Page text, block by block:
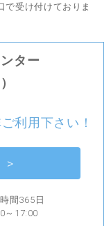
で受け付けておりま
ター
利用下さい！
間365日
～17:00